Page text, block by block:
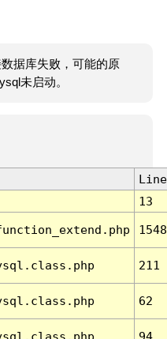
据库失败，可能的原
未启动。
Line
13
1548
211
62
94